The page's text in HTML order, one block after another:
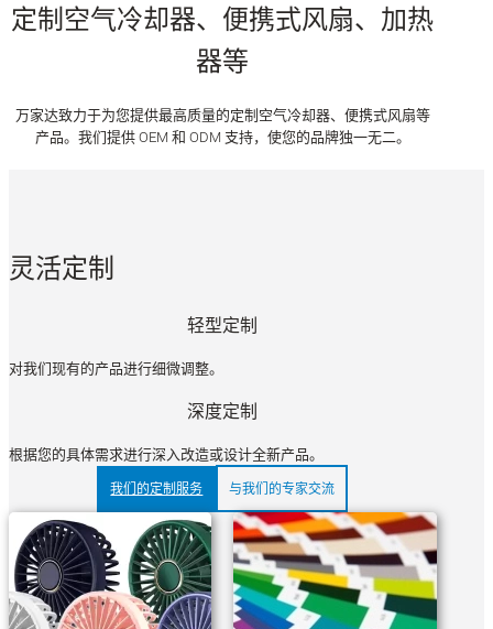
定制空气冷却器、便携式风扇、加热
器等
万家达致力于为您提供最高质量的定制空气冷却器、便携式风扇等
产品。我们提供 OEM 和 ODM 支持，使您的品牌独一无二。
灵活定制
轻型定制
对我们现有的产品进行细微调整。
深度定制
根据您的具体需求进行深入改造或设计全新产品。
我们的定制服务 与我们的专家交流